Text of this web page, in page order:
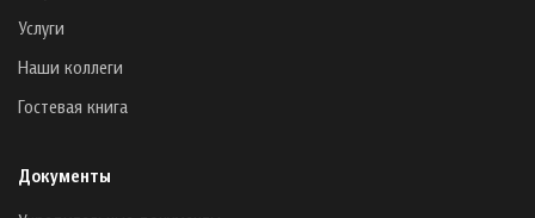
Услуги
Наши коллеги
Гостевая книга
Документы